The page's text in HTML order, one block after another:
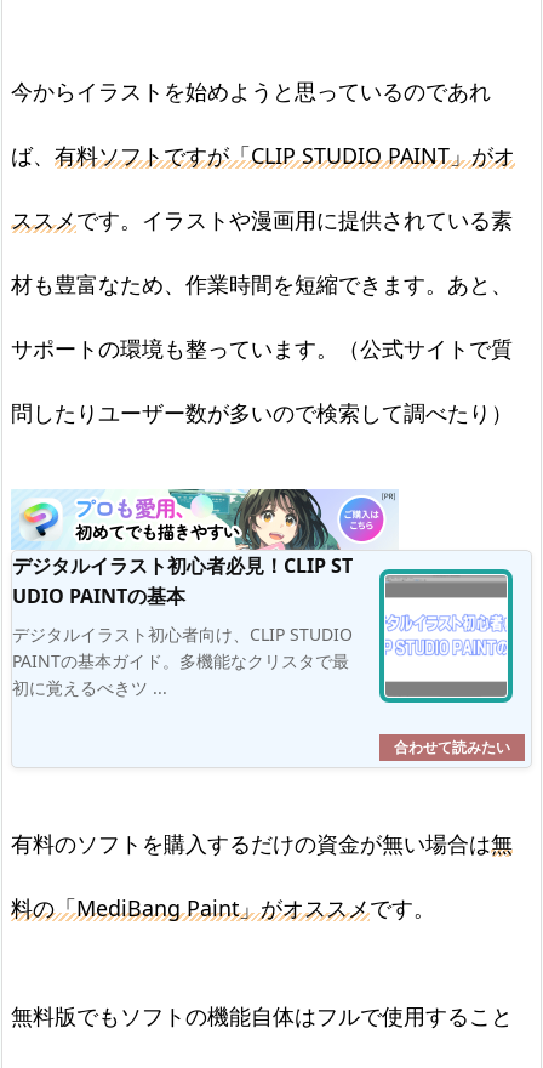
今からイラストを始めようと思っているのであれ
ば、 有料ソフトですが「CLIP STUDIO PAINT」がオ
ススメです。イラストや漫画用に提供されている素
材も豊富なため、作業時間を短縮できます。あと、
サポートの環境も整っています。（公式サイトで質
問したりユーザー数が多いので検索して調べたり）
デジタルイラスト初心者必見！CLIP ST
UDIO PAINTの基本
デジタルイラスト初心者向け、CLIP STUDIO
PAINTの基本ガイド。多機能なクリスタで最
初に覚えるべきツ ...
有料のソフトを購入するだけの資金が無い場合は無
料の「MediBang Paint」がオススメです。
無料版でもソフトの機能自体はフルで使用すること